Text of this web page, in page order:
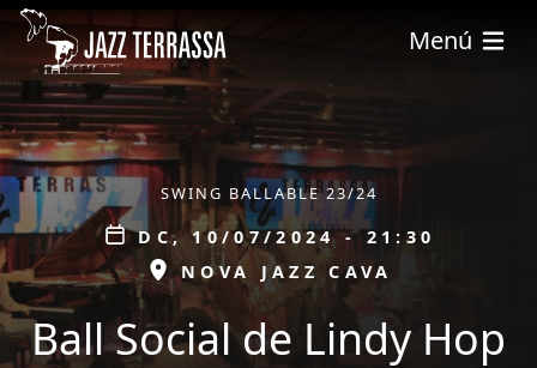
Vés al contingut
Menú
ÀMBIT SWING BALLABLE 23/24
Data
DC, 10/07/2024 - 21:30
ESPAI
NOVA JAZZ CAVA
Ball Social de Lindy Hop